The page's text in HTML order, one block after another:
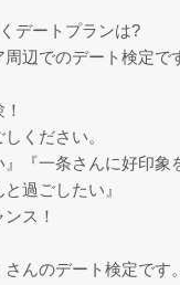
デートプランは?
辺でのデート検定で
ください。
』『一条さんに好印
過ごしたい』
ス！
んのデート検定です。